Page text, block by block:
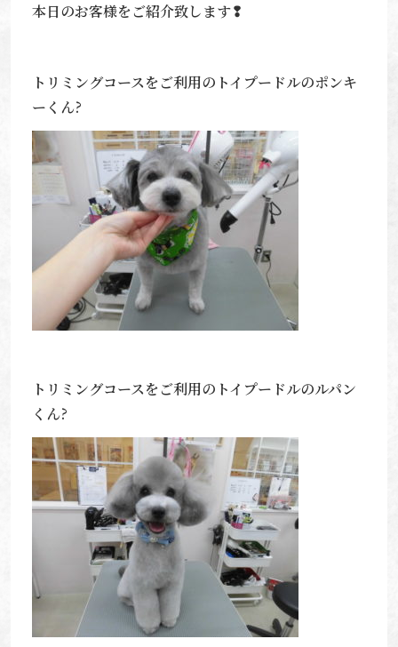
本日のお客様をご紹介致します❢
トリミングコースをご利用のトイプードルのポンキ
ーくん?
トリミングコースをご利用のトイプードルのルパン
くん?